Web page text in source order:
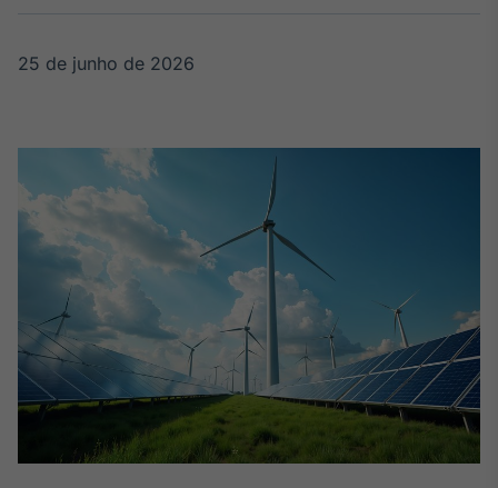
Broadcast
White Label
Plataforma para
conteúdos
personalizados
Soluções de Dados
e Conteúdos
Broadcast
OTC
Plataforma para
negociação de
ativos
25 de junho de 2026